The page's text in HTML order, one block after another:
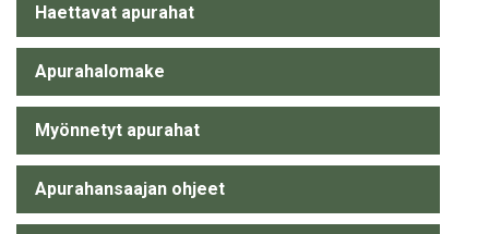
Alavalikko
-
Grants
Haettavat apurahat
Apurahalomake
Myönnetyt apurahat
Apurahansaajan ohjeet